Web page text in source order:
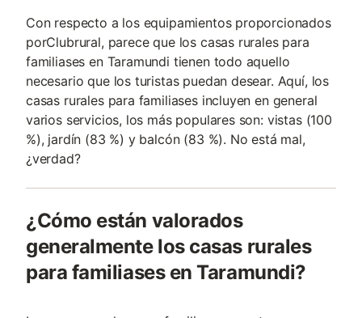
Con respecto a los equipamientos proporcionados
porClubrural, parece que los casas rurales para
familiases en Taramundi tienen todo aquello
necesario que los turistas puedan desear. Aquí, los
casas rurales para familiases incluyen en general
varios servicios, los más populares son: vistas (100
%), jardín (83 %) y balcón (83 %). No está mal,
¿verdad?
¿Cómo están valorados
generalmente los casas rurales
para familiases en Taramundi?